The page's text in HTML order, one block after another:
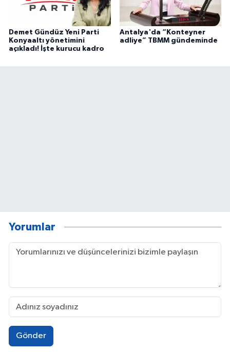
Demet Gündüz Yeni Parti
Konyaaltı yönetimini
açıkladı! İşte kurucu kadro
Antalya'da “Konteyner
adliye” TBMM gündeminde
Yorumlar
Gönder